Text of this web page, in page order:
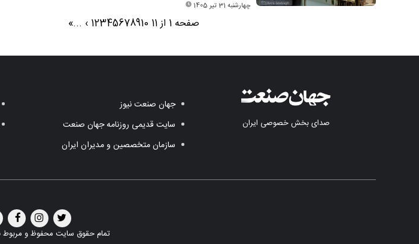
چهارشنبه 31 تیر 1405
صفحه 1 از 11 12345678910
›
...
»
صدای بخش خصوصی ایران
جهان صنعت نیوز
سایت قدیمی روزنامه جهان صنعت
سازمان متخصصین و مدیران ایران
تمام حقوق سایت محفوظ و